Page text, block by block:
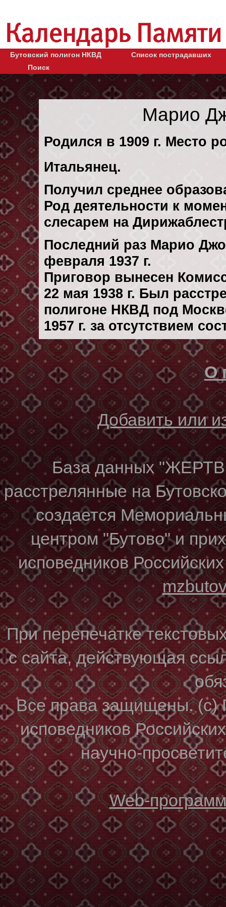
Бутовский полигон НКВД
Список пострадавших
Поиск
Марио
Родился в 1909 г. Место
Итальянец.
Получил среднее
Род деятельности к
слесарем на
Последний раз Марио
февраля 1937 г.
Приговор вынесен
22 мая 1938 г. Был
полигоне НКВД под
1957 г. за отсутствием
О
Добавить или
База данных
расстрелянные на
создается
центром "Бутово" и
исповедников
При перепечатке
с сайта, действующая
Все права защищены. (с)
исповедников
научно-
Web-